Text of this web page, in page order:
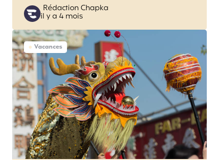
Posted
by
Rédaction Chapka
il y a 4 mois
Vacances